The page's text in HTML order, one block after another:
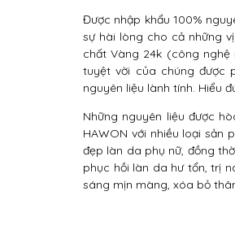
Được nhập khẩu 100%
sự hài lòng cho cả những
chất Vàng 24k (công
tuyệt vời của chúng được
nguyên liệu lành tính. Hiểu
Những nguyên liệu được
HAWON với nhiều loại sản
đẹp làn da phụ nữ, đồng
phục hồi làn da hư tổn, trị
sáng mịn màng, xóa bỏ